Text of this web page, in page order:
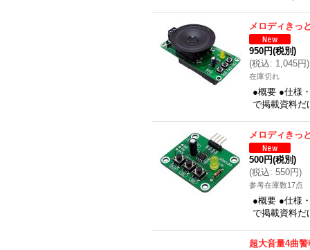
メロディきっ
950円(税別)
(税込: 1,045円)
在庫切れ
●概要 ●仕様
で掲載資料だ
メロディきっ
500円(税別)
(税込: 550円)
参考在庫数17点
●概要 ●仕様
で掲載資料だ
超大音量4曲